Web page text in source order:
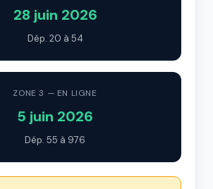
28 juin 2026
Dép. 20 à 54
ZONE 3 — EN LIGNE
5 juin 2026
Dép. 55 à 976